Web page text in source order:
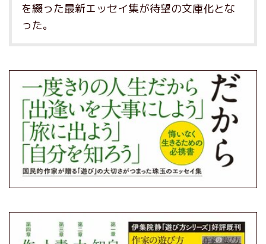
を綴った最新エッセイ集が待望の文庫化とな
った。